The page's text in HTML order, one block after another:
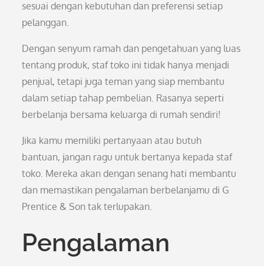
sesuai dengan kebutuhan dan preferensi setiap
pelanggan.
Dengan senyum ramah dan pengetahuan yang luas
tentang produk, staf toko ini tidak hanya menjadi
penjual, tetapi juga teman yang siap membantu
dalam setiap tahap pembelian. Rasanya seperti
berbelanja bersama keluarga di rumah sendiri!
Jika kamu memiliki pertanyaan atau butuh
bantuan, jangan ragu untuk bertanya kepada staf
toko. Mereka akan dengan senang hati membantu
dan memastikan pengalaman berbelanjamu di G
Prentice & Son tak terlupakan.
Pengalaman